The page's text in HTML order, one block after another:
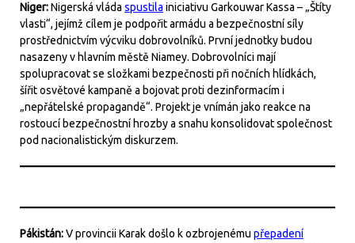
Niger:Nigerská vláda spustila iniciativu Garkouwar Kassa – „Štíty
vlasti“, jejímž cílem je podpořit armádu a bezpečnostní síly
prostřednictvím výcviku dobrovolníků. První jednotky budou
nasazeny v hlavním městě Niamey. Dobrovolníci mají
spolupracovat se složkami bezpečnosti při nočních hlídkách,
šířit osvětové kampaně a bojovat proti dezinformacím i
„nepřátelské propagandě“. Projekt je vnímán jako reakce na
rostoucí bezpečnostní hrozby a snahu konsolidovat společnost
pod nacionalistickým diskurzem.
Pákistán:V provincii Karak došlo k ozbrojenému přepadení